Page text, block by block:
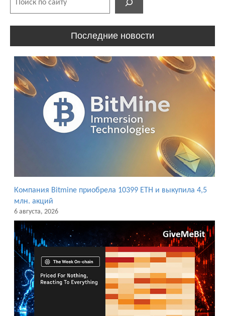
Последние новости
Компания Bitmine приобрела 10399 ETH и выкупила 4,5
млн. акций
6 августа, 2026